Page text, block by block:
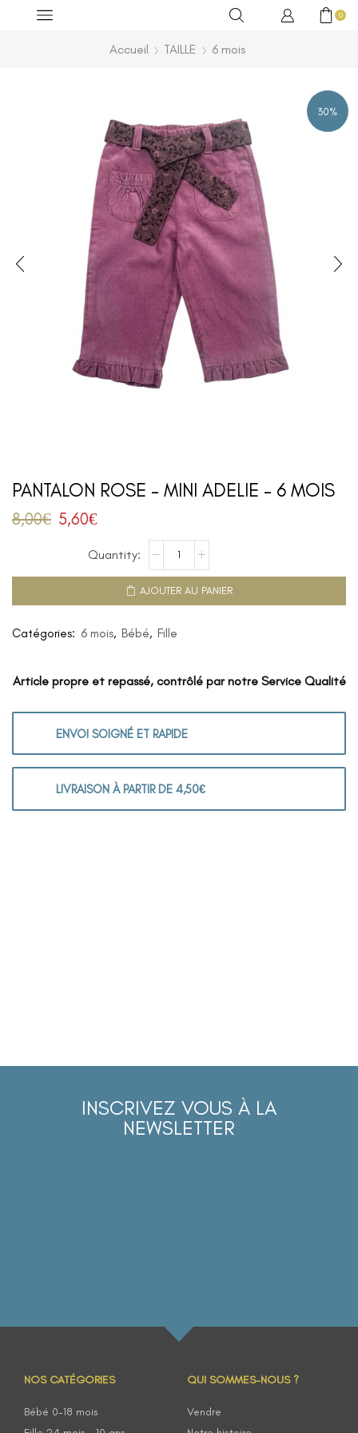
0
Accueil TAILLE 6 mois
30%
PANTALON ROSE – MINI ADELIE – 6 MOIS
8,00€ 5,60€
AJOUTER AU PANIER
Catégories: 6 mois, Bébé, Fille
Article propre et repassé, contrôlé par notre Service Qualité
ENVOI SOIGNÉ ET RAPIDE
LIVRAISON À PARTIR DE 4,50€
INSCRIVEZ VOUS À LA
NEWSLETTER
NOS CATÉGORIES
Bébé 0-18 mois
QUI SOMMES-NOUS ?
Vendre